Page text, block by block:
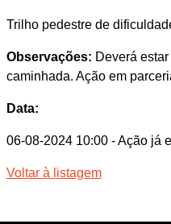
Trilho pedestre de
Observações: Deverá
caminhada. Ação em
Data:
06-08-2024 10:00 - Ação já
Voltar à listagem